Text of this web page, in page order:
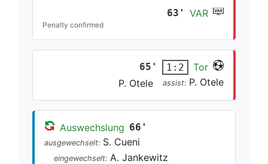
63' VAR
Penalty confirmed
65' 1:2
Tor
P. Otele
assist: P. Otele
Auswechslung 66'
ausgewechselt: S. Cueni
eingewechselt: A. Jankewitz